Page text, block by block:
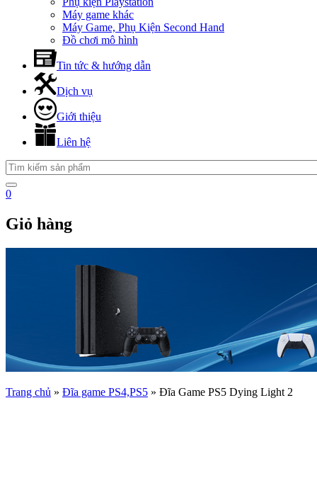
Máy game khác
Máy Game, Phụ Kiện Second Hand
Đồ chơi mô hình
Tin tức & hướng dẫn
Dịch vụ
Giới thiệu
Liên hệ
0
Giỏ hàng
Trang chủ » Đĩa game PS4,PS5 » Đĩa Game PS5 Dying Light 2